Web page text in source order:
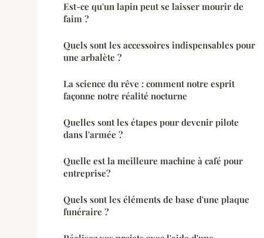
Est-ce qu'un lapin peut se laisser mourir de
faim ?
Quels sont les accessoires indispensables pour
une arbalète ?
La science du rêve : comment notre esprit
façonne notre réalité nocturne
Quelles sont les étapes pour devenir pilote
dans l'armée ?
Quelle est la meilleure machine à café pour
entreprise?
Quels sont les éléments de base d'une plaque
funéraire ?